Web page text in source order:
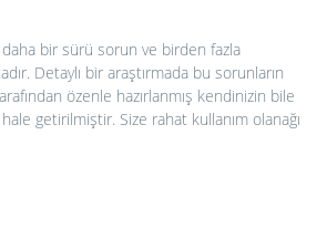
bir sürü sorun ve birden fazla
Detaylı bir araştırmada bu sorunların
özenle hazırlanmış kendinizin bile
getirilmiştir. Size rahat kullanım olanağı